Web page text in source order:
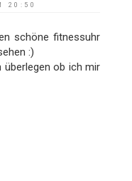
20:50
schöne fitnessuhr
:)
überlegen ob ich mir